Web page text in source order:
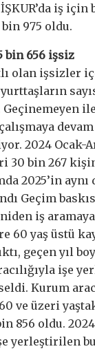
iş için
bin 975 oldu.
bin 656 işsiz
olan işsizler
2024 Ocak-
30 bin 267
2025’in aynı
Geçim
iş
60 yaş üstü
geçen yıl
işe
Kurum
ve üzeri
856 oldu. 2024
yerleştirilen